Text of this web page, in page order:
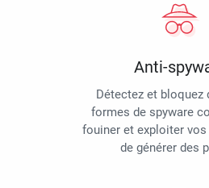
Anti-
Détectez et bloquez
formes de spyware
fouiner et exploiter
de générer des